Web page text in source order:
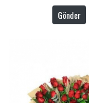
Gönder